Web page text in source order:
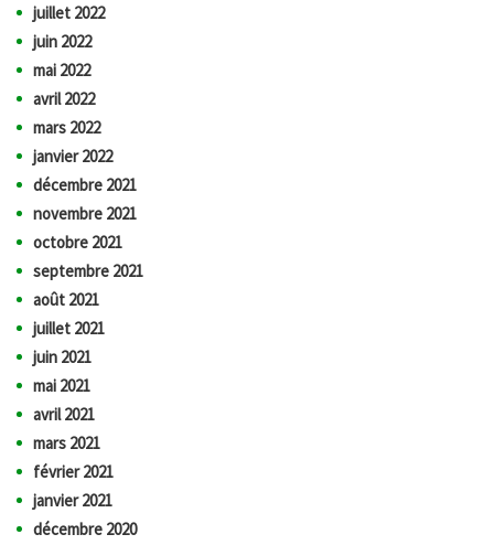
juillet 2022
juin 2022
mai 2022
avril 2022
mars 2022
janvier 2022
décembre 2021
novembre 2021
octobre 2021
septembre 2021
août 2021
juillet 2021
juin 2021
mai 2021
avril 2021
mars 2021
février 2021
janvier 2021
décembre 2020